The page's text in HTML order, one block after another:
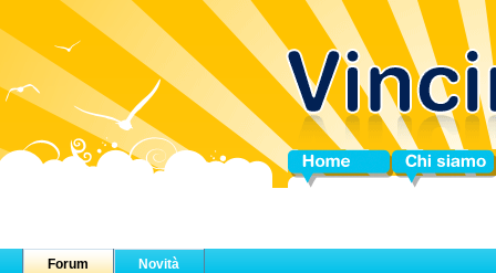
Home Chi siamo
Forum Novità